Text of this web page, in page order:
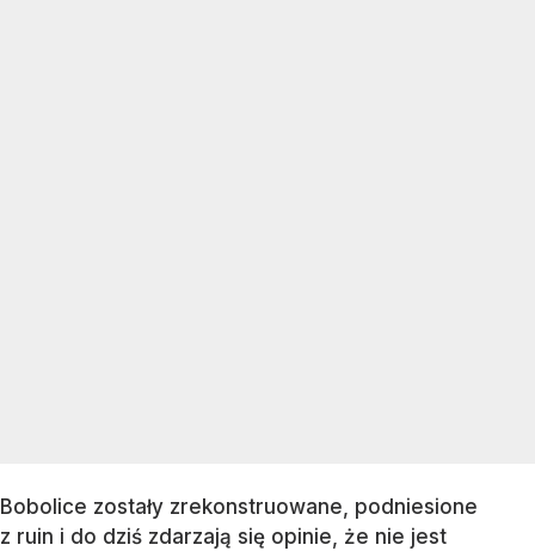
Bobolice zostały zrekonstruowane, podniesione
z ruin i do dziś zdarzają się opinie, że nie jest